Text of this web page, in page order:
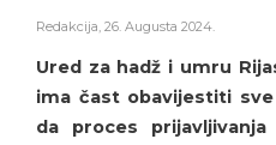
Redakcija, 26. Augusta 2024.
Ured za hadž i umru
ima čast obavijestiti
da proces